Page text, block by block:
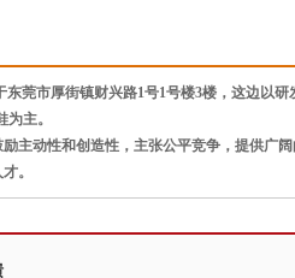
莞市厚街镇财兴路1号1号楼3楼，这边以
主。
主动性和创造性，主张公平竞争，提供广
。